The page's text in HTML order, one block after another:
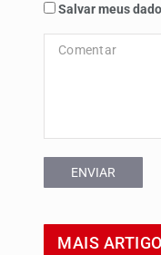
Salvar meus
ENVIAR
MAIS